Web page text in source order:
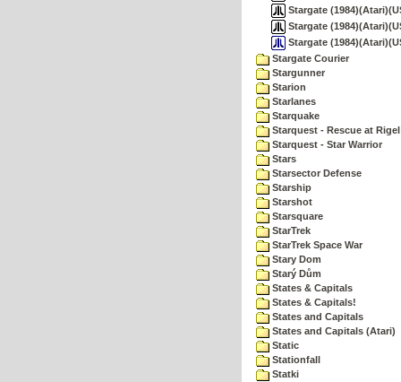
Stargate
Stargate
Stargate
Stargate Courier
Stargunner
Starion
Starlanes
Starquake
Starquest - Rescue at Rigel
Starquest - Star Warrior
Stars
Starsector Defense
Starship
Starshot
Starsquare
StarTrek
StarTrek Space War
Stary Dom
Starý Dům
States & Capitals
States & Capitals!
States and Capitals
States and Capitals (Atari)
Static
Stationfall
Statki